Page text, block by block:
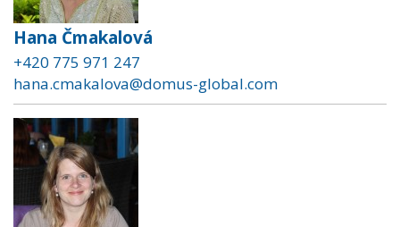
Hana Čmakalová
+420 775 971 247
hana.cmakalova@domus-global.com